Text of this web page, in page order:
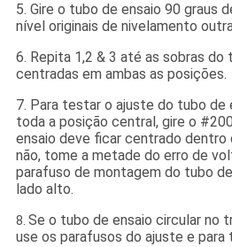
5. Gire o tubo de ensaio 90 graus
nível originais de nivelamento
6. Repita 1,2 & 3 até as sobras do
centradas em ambas as posições.
7. Para testar o ajuste do tubo de
toda a posição central, gire o
ensaio deve ficar centrado dentro
não, tome a metade do erro de
parafuso de montagem do tubo
lado alto.
8. Se o tubo de ensaio circular no
use os parafusos do ajuste e para